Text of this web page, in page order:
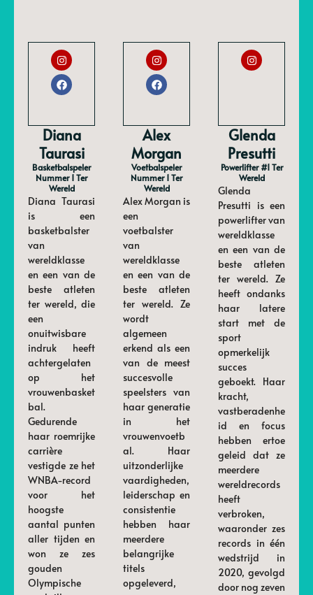
Diana
Taurasi
Basketbalspeler
Nummer 1 Ter
Wereld
Diana Taurasi
is een
basketbalster
van
wereldklasse
en een van de
beste atleten
ter wereld, die
een
onuitwisbare
indruk heeft
achtergelaten
op het
vrouwenbasket
bal.
Gedurende
haar roemrijke
carrière
vestigde ze het
WNBA-record
voor het
hoogste
aantal punten
aller tijden en
won ze zes
gouden
Olympische
Alex
Morgan
Voetbalspeler
Nummer 1 Ter
Wereld
Alex Morgan is
een
voetbalster
van
wereldklasse
en een van de
beste atleten
ter wereld. Ze
wordt
algemeen
erkend als een
van de meest
succesvolle
speelsters van
haar generatie
in het
vrouwenvoetb
al. Haar
uitzonderlijke
vaardigheden,
leiderschap en
consistentie
hebben haar
meerdere
belangrijke
titels
opgeleverd,
Glenda
Presutti
Powerlifter #1 Ter
Wereld
Glenda
Presutti is een
powerlifter van
wereldklasse
en een van de
beste atleten
ter wereld. Ze
heeft ondanks
haar latere
start met de
sport
opmerkelijk
succes
geboekt. Haar
kracht,
vastberadenhe
id en focus
hebben ertoe
geleid dat ze
meerdere
wereldrecords
heeft
verbroken,
waaronder zes
records in één
wedstrijd in
2020, gevolgd
door nog zeven